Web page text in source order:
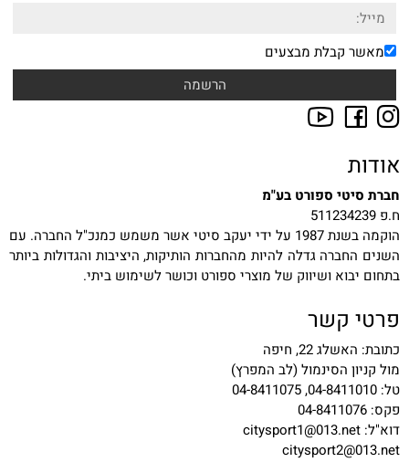
מאשר קבלת מבצעים
אודות
חברת סיטי ספורט בע"מ
ח.פ 511234239
הוקמה בשנת 1987 על ידי יעקב סיטי אשר משמש כמנכ"ל החברה. עם
השנים החברה גדלה להיות מהחברות הותיקות, היציבות והגדולות ביותר
בתחום יבוא ושיווק של מוצרי ספורט וכושר לשימוש ביתי.
פרטי קשר
כתובת: האשלג 22, חיפה
מול קניון הסינמול (לב המפרץ)
טל: 04-8411010, 04-8411075
פקס: 04-8411076
דוא"ל: citysport1@013.net
citysport2@013.net